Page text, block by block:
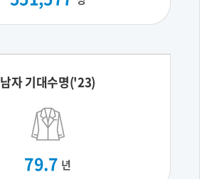
남자 기대수명('23)
79.7 년